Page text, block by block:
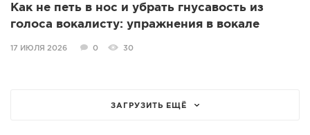
Как не петь в нос и убрать гнусавость из
голоса вокалисту: упражнения в вокале
17 ИЮЛЯ 2026 0 30
ЗАГРУЗИТЬ ЕЩЁ